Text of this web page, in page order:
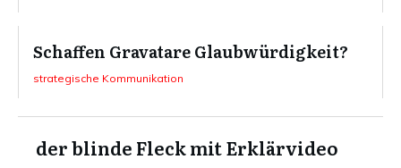
Schaffen Gravatare Glaubwürdigkeit?
strategische Kommunikation
der blinde Fleck mit Erklärvideo